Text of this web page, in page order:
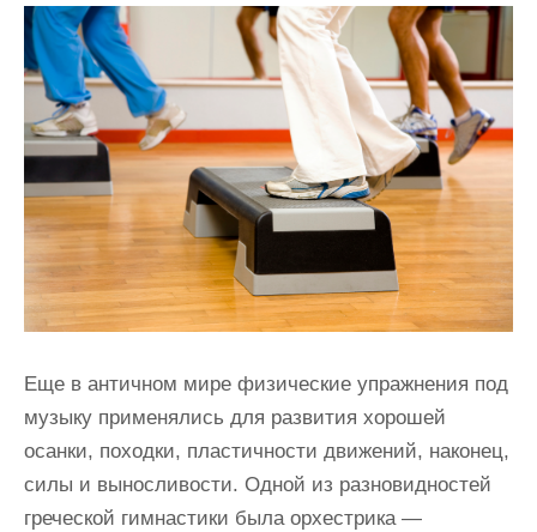
Еще в античном мире физические упражнения под
музыку применялись для развития хорошей
осанки, походки, пластичности движений, наконец,
силы и выносливости. Одной из разновидностей
греческой гимнастики была орхестрика —